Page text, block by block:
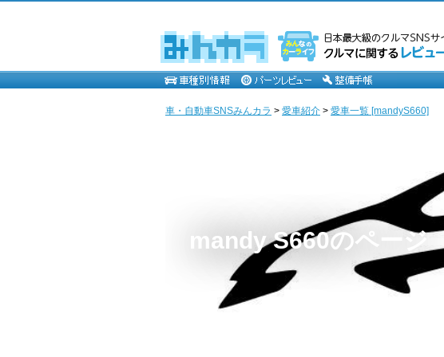
車・自動車SNSみんカラ > 愛車紹介 > 愛車一覧 [mandyS660]
mandy S660のページ